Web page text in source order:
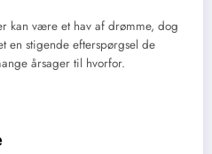
kan være et hav af drømme, dog
en stigende efterspørgsel de
årsager til hvorfor.